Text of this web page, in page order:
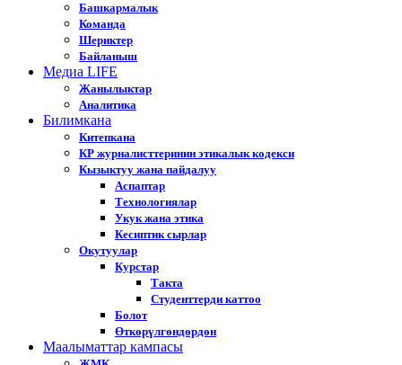
Башкармалык
Команда
Шериктер
Байланыш
Медиа LIFE
Жанылыктар
Аналитика
Билимкана
Китепкана
КР журналисттеринин этикалык кодекси
Кызыктуу жана пайдалуу
Аспаптар
Технологиялар
Укук жана этика
Кесиптик сырлар
Окутуулар
Курстар
Такта
Студенттерди каттоо
Болот
Өткөрүлгөндөрдөн
Маалыматтар кампасы